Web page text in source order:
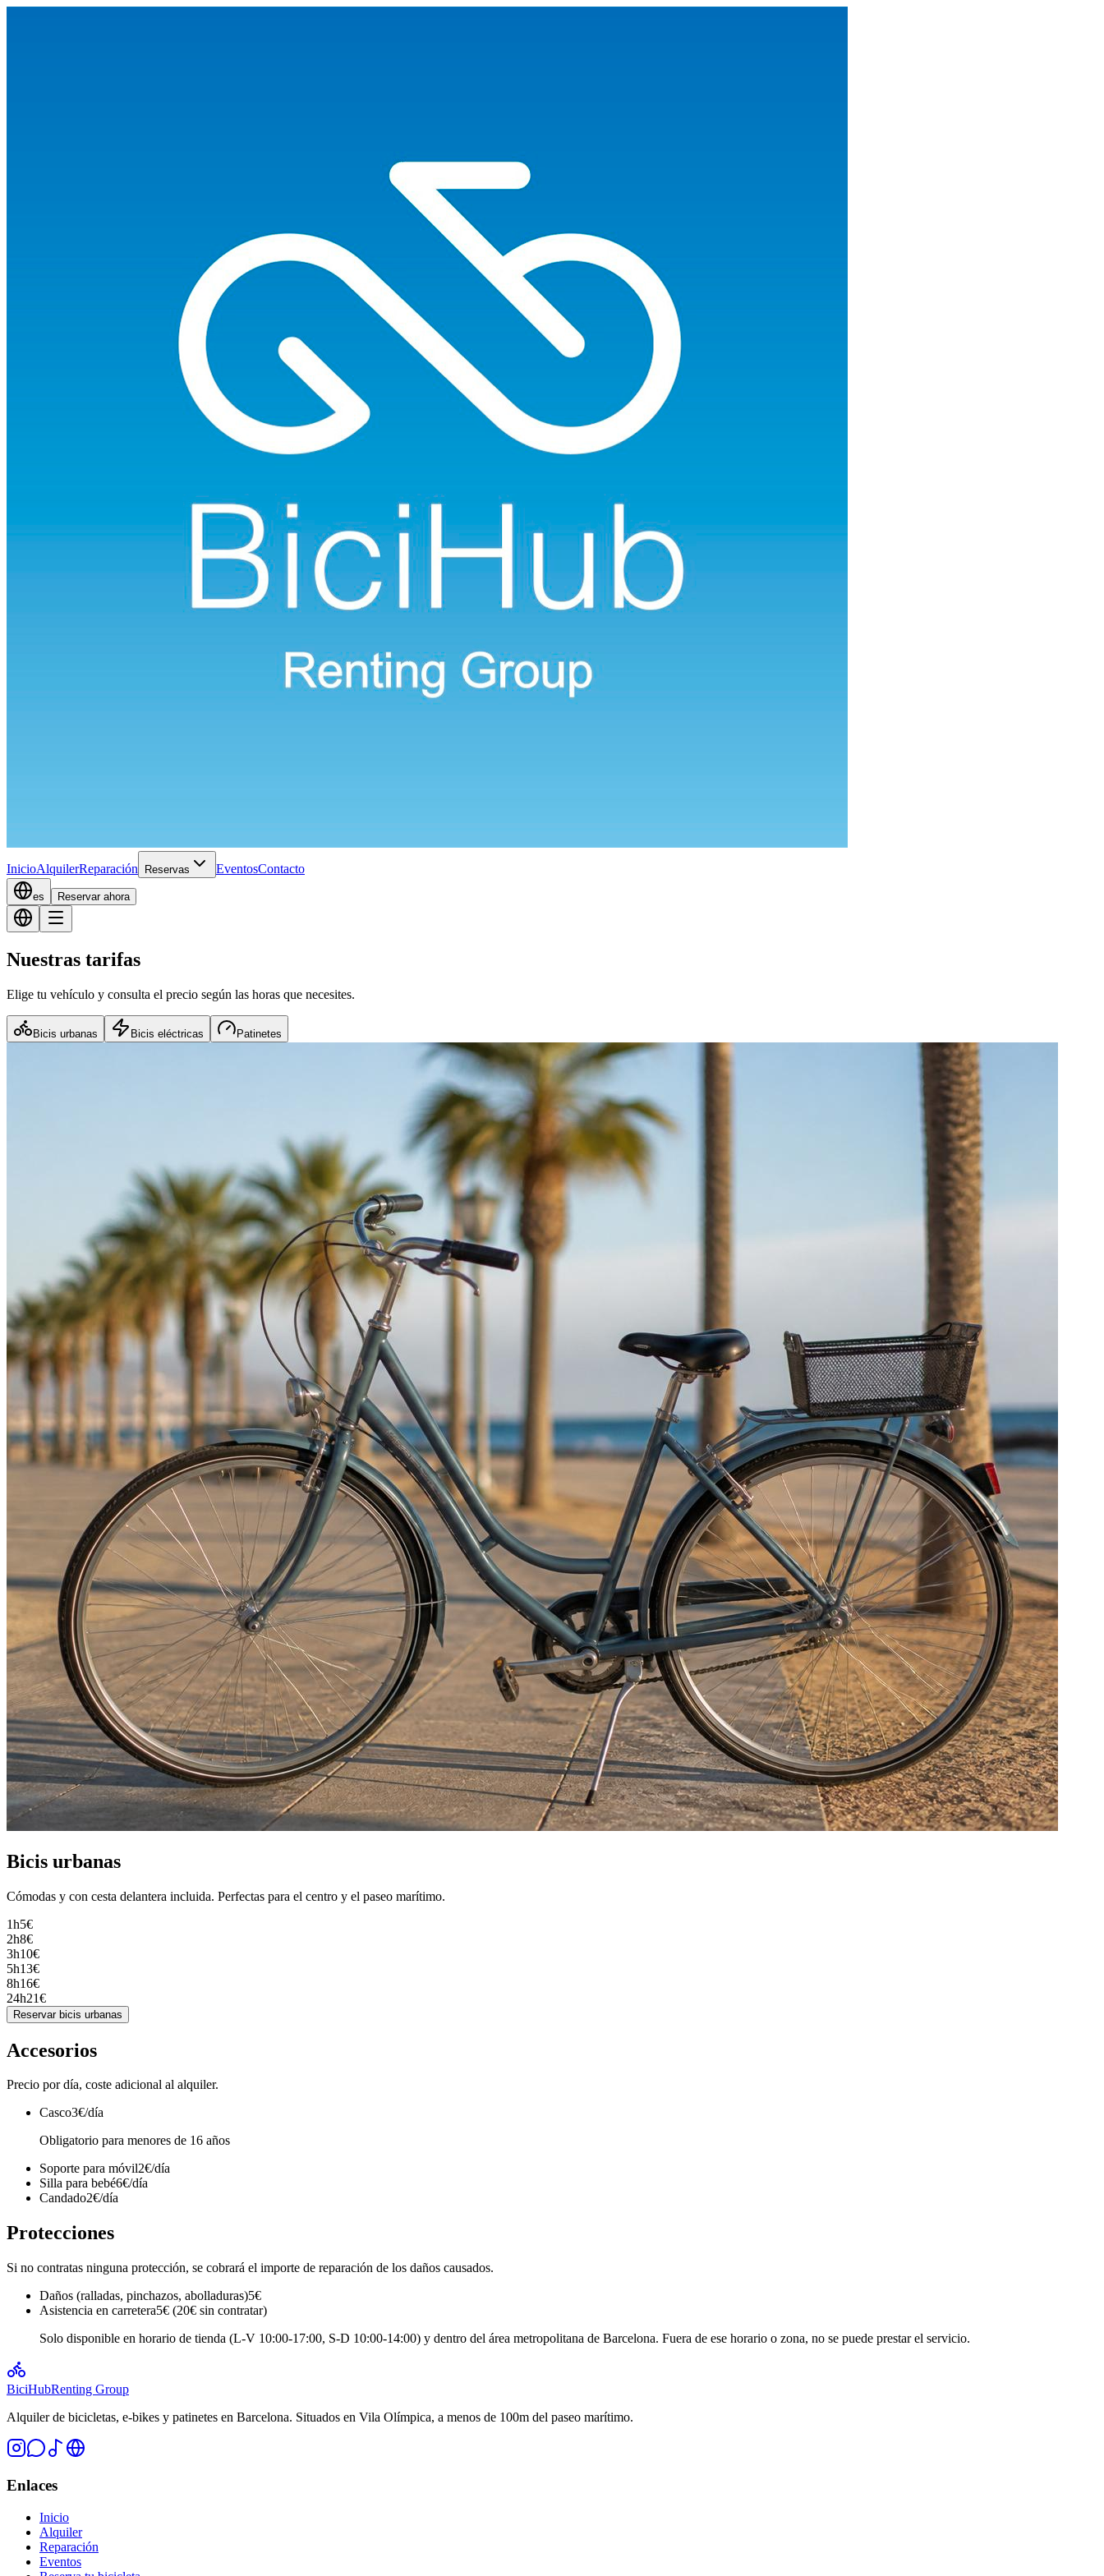
InicioAlquilerReparación Reservas EventosContacto
es Reservar ahora
Nuestras tarifas
Elige tu vehículo y consulta el precio según las horas que necesites.
Bicis urbanas Bicis eléctricas Patinetes
Bicis urbanas
Cómodas y con cesta delantera incluida. Perfectas para el centro y el paseo marítimo.
1h5€
2h8€
3h10€
5h13€
8h16€
24h21€
Reservar bicis urbanas
Accesorios
Precio por día, coste adicional al alquiler.
Casco3€/día
Obligatorio para menores de 16 años
Soporte para móvil2€/día
Silla para bebé6€/día
Candado2€/día
Protecciones
Si no contratas ninguna protección, se cobrará el importe de reparación de los daños causados.
Daños (ralladas, pinchazos, abolladuras)5€
Asistencia en carretera5€ (20€ sin contratar)
Solo disponible en horario de tienda (L-V 10:00-17:00, S-D 10:00-14:00) y dentro del área metropolitana de Barcelona. Fuera de ese horario o zona, no se puede prestar el servicio.
BiciHubRenting Group
Alquiler de bicicletas, e-bikes y patinetes en Barcelona. Situados en Vila Olímpica, a menos de 100m del paseo marítimo.
Enlaces
Inicio
Alquiler
Reparación
Eventos